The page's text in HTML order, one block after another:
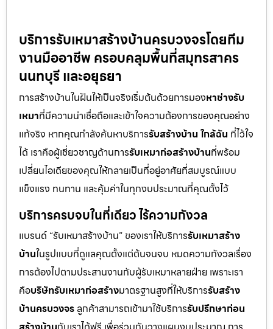
บริการรับเหมาสร้างบ้านครบวงจรโดยทีม
งานมืออาชีพ ครอบคลุมพื้นที่สมุทรสาคร
นนทบุรี และอยุธยา
การสร้างบ้านในฝันให้เป็นจริงเริ่มต้นด้วยการมองหาช่างรับ
เหมาที่มีความน่าเชื่อถือและเข้าใจความต้องการของคุณอย่าง
แท้จริง หากคุณกำลังค้นหาบริการรับสร้างบ้าน ใกล้ฉัน ที่ไว้ใจ
ได้ เราคือผู้เชี่ยวชาญด้านการรับเหมาก่อสร้างบ้านที่พร้อม
เปลี่ยนไอเดียของคุณให้กลายเป็นที่อยู่อาศัยที่สมบูรณ์แบบ
แข็งแรง ทนทาน และคุ้มค่าในทุกงบประมาณที่คุณตั้งไว้
บริการครบจบในที่เดียว ไร้ความกังวล
แบรนด์ “รับเหมาสร้างบ้าน” ของเราให้บริการรับเหมาสร้าง
บ้านในรูปแบบที่ดูแลคุณตั้งแต่ต้นจนจบ หมดความกังวลเรื่อง
การต้องไปตามประสานงานกับผู้รับเหมาหลายฝ่าย เพราะเรา
คือบริษัทรับเหมาก่อสร้างมาตรฐานสูงที่ให้บริการรับสร้าง
บ้านครบวงจร ลูกค้าสามารถเข้ามาใช้บริการรับปรึกษาก่อน